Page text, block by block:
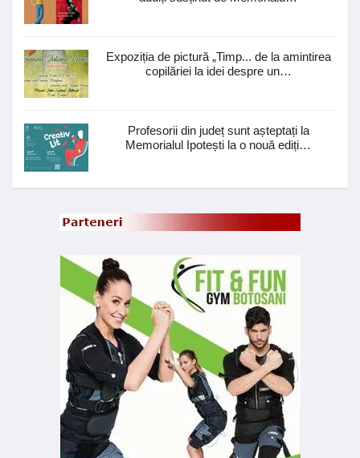
Expoziția de pictură „Timp... de la amintirea
copilăriei la idei despre un…
Profesorii din județ sunt așteptați la
Memorialul Ipotești la o nouă ediți…